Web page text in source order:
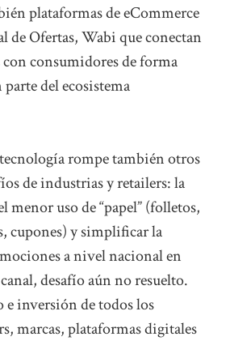
plataformas de eCommerce
de Ofertas, Wabi que conectan
consumidores de forma
del ecosistema
tecnología rompe también otros
de industrias y retailers: la
menor uso de “papel” (folletos,
cupones) y simplificar la
a nivel nacional en
desafío aún no resuelto.
e inversión de todos los
marcas, plataformas digitales